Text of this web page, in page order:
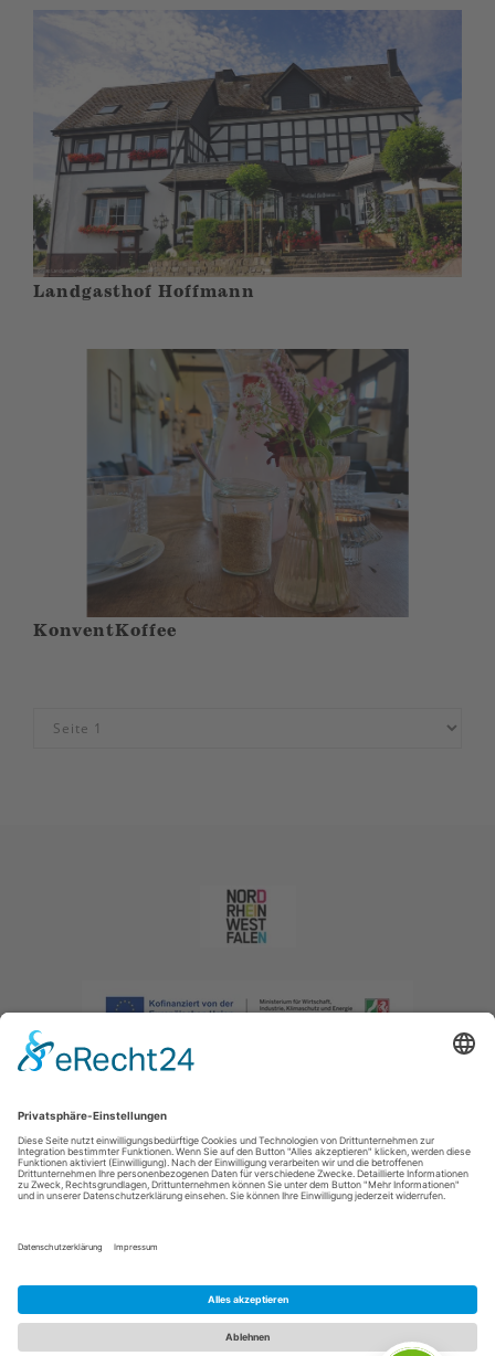
Landgasthof Hoffmann
KonventKoffee
Impressum|Datenschutzerklärung|Barrierefreiheitserklärung
E: info@sauerland.com
Cookie-Einstellungen